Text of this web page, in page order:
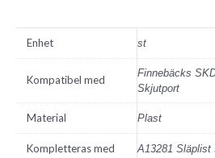
Enhet st
Kompatibel med
Finnebäcks
Skjutport
Material Plast
Kompletteras med A13281 Släplist